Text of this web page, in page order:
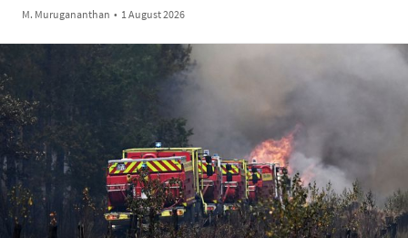
M. Murugananthan • 1 August 2026